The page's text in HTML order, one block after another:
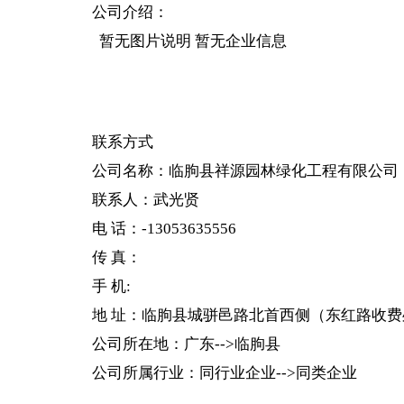
公司介绍：
暂无图片说明 暂无企业信息
联系方式
公司名称： 临朐县祥源园林绿化工程有限公司
联系人：武光贤
电 话：-13053635556
传 真：
手 机:
地 址：临朐县城骈邑路北首西侧（东红路收费
公司所在地：广东-->临朐县
公司所属行业：同行业企业-->同类企业